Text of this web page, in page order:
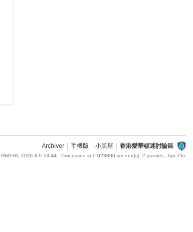
Archiver 手機版 小黑屋 香港愛華頓迷討論區
GMT+8, 2026-8-9 18:44, Processed in 0.023890 second(s), 2 queries , Apc On.